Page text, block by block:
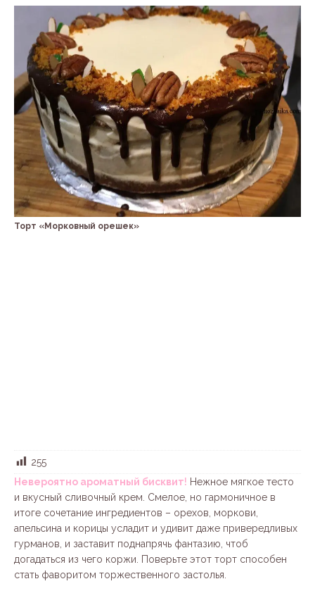
Торт «Морковный орешек»
255
Невероятно ароматный бисквит! Нежное мягкое тесто
и вкусный сливочный крем. Смелое, но гармоничное в
итоге сочетание ингредиентов – орехов, моркови,
апельсина и корицы усладит и удивит даже привередливых
гурманов, и заставит поднапрячь фантазию, чтоб
догадаться из чего коржи. Поверьте этот торт способен
стать фаворитом торжественного застолья.